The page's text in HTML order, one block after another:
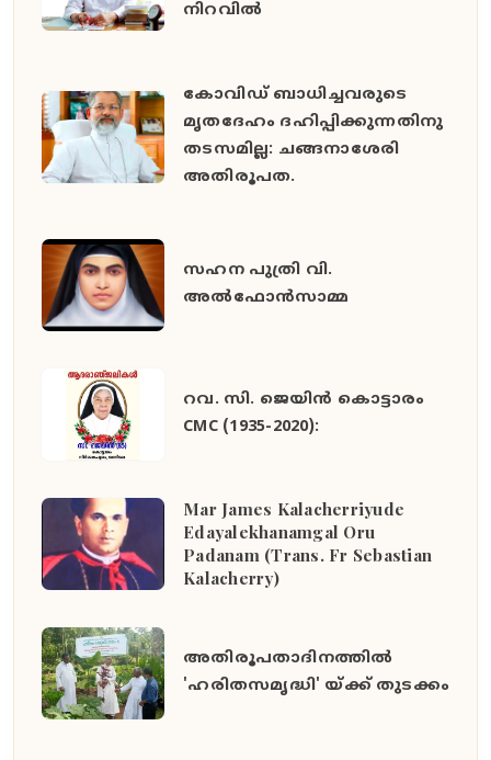
നിറവിൽ
കോവിഡ് ബാധിച്ചവരുടെ
മൃതദേഹം ദഹിപ്പിക്കുന്നതിനു
തടസമില്ല: ചങ്ങനാശേരി
അതിരൂപത.
സഹന പുത്രി വി.
അൽഫോൻസാമ്മ
റവ. സി. ജെയിൻ കൊട്ടാരം
CMC (1935-2020):
Mar James Kalacherriyude
Edayalekhanamgal Oru
Padanam (Trans. Fr Sebastian
Kalacherry)
അതിരൂപതാദിനത്തില്‍
'ഹരിതസമൃദ്ധി' യ്ക്ക് തുടക്കം